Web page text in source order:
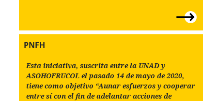
PNFH
Esta iniciativa, suscrita entre la UNAD y
ASOHOFRUCOL el pasado 14 de mayo de 2020,
tiene como objetivo “Aunar esfuerzos y cooperar
entre sí con el fin de adelantar acciones de